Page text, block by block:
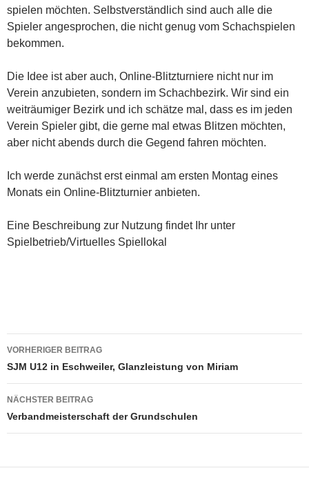
spielen möchten. Selbstverständlich sind auch alle die
Spieler angesprochen, die nicht genug vom Schachspielen
bekommen.
Die Idee ist aber auch, Online-Blitzturniere nicht nur im
Verein anzubieten, sondern im Schachbezirk. Wir sind ein
weiträumiger Bezirk und ich schätze mal, dass es im jeden
Verein Spieler gibt, die gerne mal etwas Blitzen möchten,
aber nicht abends durch die Gegend fahren möchten.
Ich werde zunächst erst einmal am ersten Montag eines
Monats ein Online-Blitzturnier anbieten.
Eine Beschreibung zur Nutzung findet Ihr unter
Spielbetrieb/Virtuelles Spiellokal
Beitragsnavigation
VORHERIGER BEITRAG
SJM U12 in Eschweiler, Glanzleistung von Miriam
NÄCHSTER BEITRAG
Verbandmeisterschaft der Grundschulen